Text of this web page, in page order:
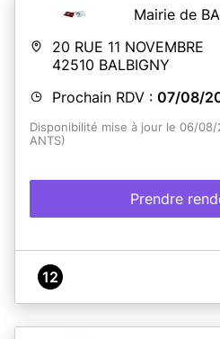
Mairie de
20 RUE 11 NOVEMBRE
42510 BALBIGNY
Prochain RDV : 07/08/
Disponibilité mise à jour le 06/
ANTS)
Prendre
12